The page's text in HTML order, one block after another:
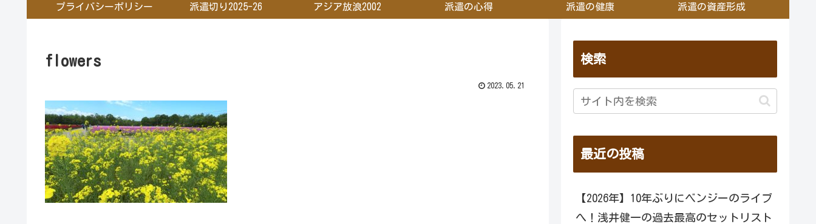
プライバシーポリシー 派遣切り2025-26 アジア放浪2002 派遣の心得 派遣の健康 派遣の資産形成
flowers
2023.05.21
検索
最近の投稿
【2026年】10年ぶりにベンジーのライブ
へ！浅井健一の過去最高のセットリスト